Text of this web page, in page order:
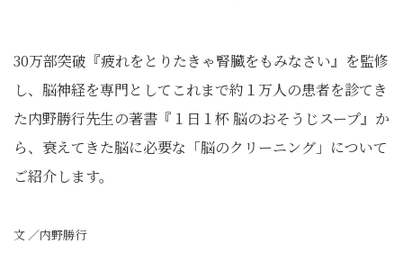
30万部突破『疲れをとりたきゃ腎臓をもみなさい』を監修
し、脳神経を専門としてこれまで約１万人の患者を診てき
た内野勝行先生の著書『１日１杯 脳のおそうじスープ』か
ら、衰えてきた脳に必要な「脳のクリーニング」について
ご紹介します。
文 ／内野勝行